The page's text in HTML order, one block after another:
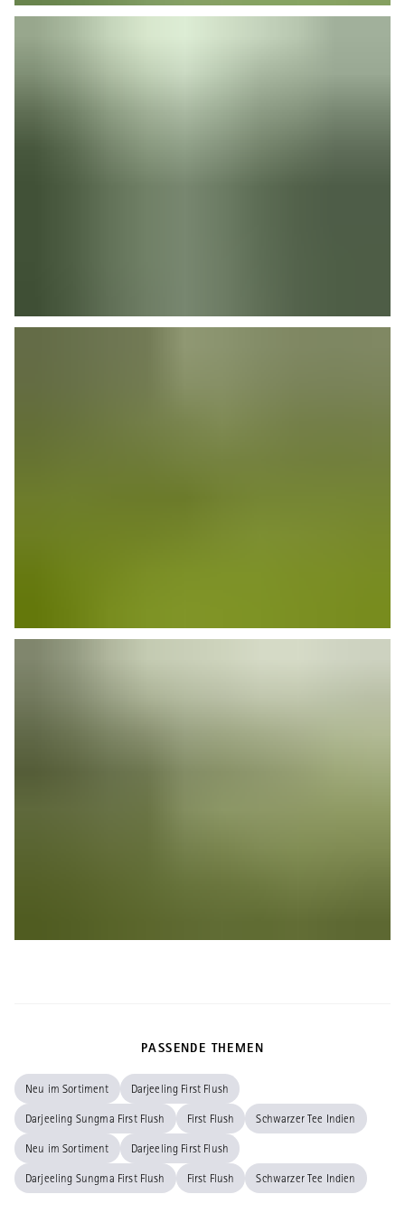
PASSENDE THEMEN
Neu im Sortiment Darjeeling First Flush
Darjeeling Sungma First Flush First Flush Schwarzer Tee Indien
Neu im Sortiment Darjeeling First Flush
Darjeeling Sungma First Flush First Flush Schwarzer Tee Indien